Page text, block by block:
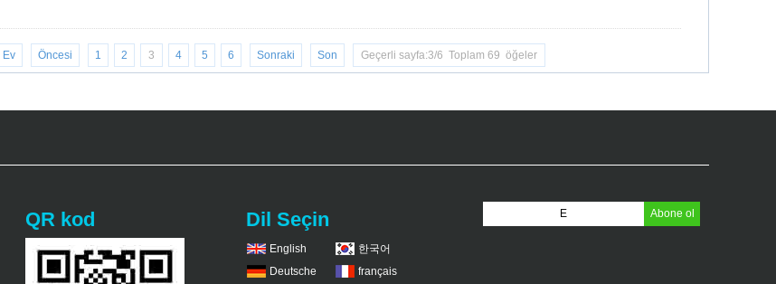
Ev Öncesi 1 2 3 4 5 6 Sonraki Son Geçerli sayfa:3/6 Toplam 69 öğeler
QR kod Dil Seçin
English
한국어
Deutsche
français